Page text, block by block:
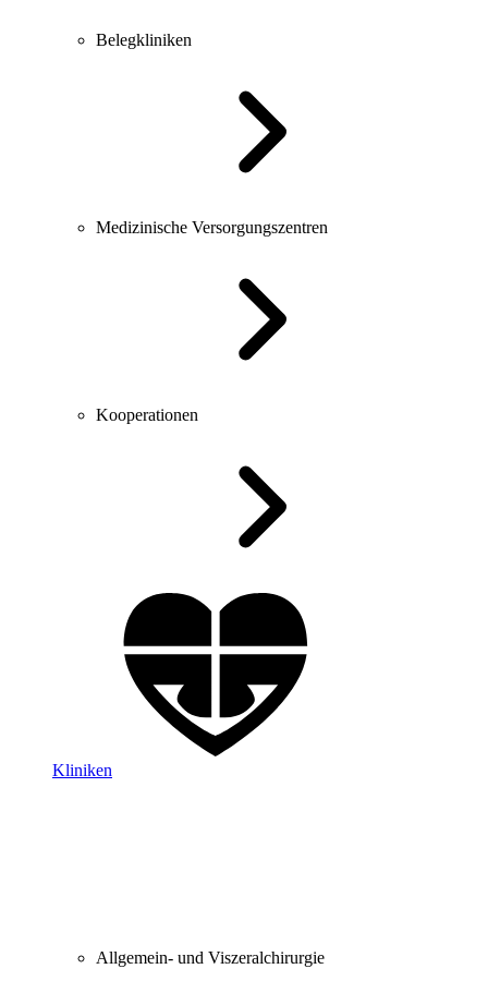
Belegkliniken
Medizinische Versorgungszentren
Kooperationen
Kliniken
Allgemein- und Viszeralchirurgie